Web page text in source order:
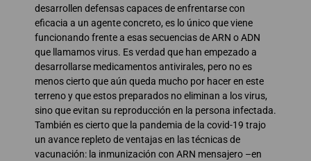
desarrollen defensas capaces de enfrentarse con
eficacia a un agente concreto, es lo único que viene
funcionando frente a esas secuencias de ARN o ADN
que llamamos virus. Es verdad que han empezado a
desarrollarse medicamentos antivirales, pero no es
menos cierto que aún queda mucho por hacer en este
terreno y que estos preparados no eliminan a los virus,
sino que evitan su reproducción en la persona infectada.
También es cierto que la pandemia de la covid-19 trajo
un avance repleto de ventajas en las técnicas de
vacunación: la inmunización con ARN mensajero –en